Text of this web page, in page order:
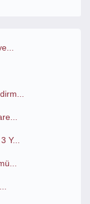
Y...